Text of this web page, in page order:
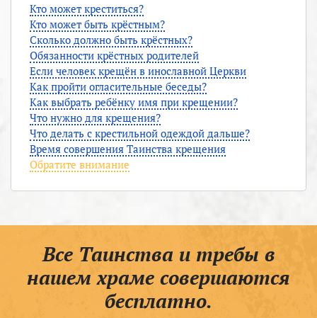
Кто может креститься?
Кто может быть крёстным?
Сколько должно быть крёстных?
Обязанности крёстных родителей
Если человек крещён в инославной Церкви
Как пройти огласительные беседы?
Как выбрать ребёнку имя при крещении?
Что нужно для крещения?
Что делать с крестильной одеждой дальше?
Время совершения Таинства крещения
Обратите внимание
Все Таинства и требы в
нашем храме совершаются
бесплатно.